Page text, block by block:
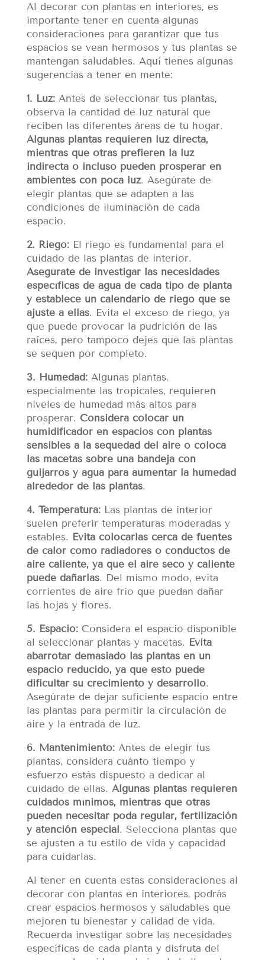
Al decorar con plantas en interiores, es
importante tener en cuenta algunas
consideraciones para garantizar que tus
espacios se vean hermosos y tus plantas se
mantengan saludables. Aquí tienes algunas
sugerencias a tener en mente:
1. Luz:Antes de seleccionar tus plantas,
observa la cantidad de luz natural que
reciben las diferentes áreas de tu hogar.
Algunas plantas requieren luz directa,
mientras que otras prefieren la luz
indirecta o incluso pueden prosperar en
ambientes con poca luz. Asegúrate de
elegir plantas que se adapten a las
condiciones de iluminación de cada
espacio.
2. Riego:El riego es fundamental para el
cuidado de las plantas de interior.
Asegúrate de investigar las necesidades
específicas de agua de cada tipo de planta
y establece un calendario de riego que se
ajuste a ellas. Evita el exceso de riego, ya
que puede provocar la pudrición de las
raíces, pero tampoco dejes que las plantas
se sequen por completo.
3. Humedad:Algunas plantas,
especialmente las tropicales, requieren
niveles de humedad más altos para
prosperar. Considera colocar un
humidificador en espacios con plantas
sensibles a la sequedad del aire o coloca
las macetas sobre una bandeja con
guijarros y agua para aumentar la humedad
alrededor de las plantas.
4. Temperatura:Las plantas de interior
suelen preferir temperaturas moderadas y
estables. Evita colocarlas cerca de fuentes
de calor como radiadores o conductos de
aire caliente, ya que el aire seco y caliente
puede dañarlas. Del mismo modo, evita
corrientes de aire frío que puedan dañar
las hojas y flores.
5. Espacio:Considera el espacio disponible
al seleccionar plantas y macetas. Evita
abarrotar demasiado las plantas en un
espacio reducido, ya que esto puede
dificultar su crecimiento y desarrollo.
Asegúrate de dejar suficiente espacio entre
las plantas para permitir la circulación de
aire y la entrada de luz.
6. Mantenimiento:Antes de elegir tus
plantas, considera cuánto tiempo y
esfuerzo estás dispuesto a dedicar al
cuidado de ellas. Algunas plantas requieren
cuidados mínimos, mientras que otras
pueden necesitar poda regular, fertilización
y atención especial. Selecciona plantas que
se ajusten a tu estilo de vida y capacidad
para cuidarlas.
Al tener en cuenta estas consideraciones al
decorar con plantas en interiores, podrás
crear espacios hermosos y saludables que
mejoren tu bienestar y calidad de vida.
Recuerda investigar sobre las necesidades
específicas de cada planta y disfruta del